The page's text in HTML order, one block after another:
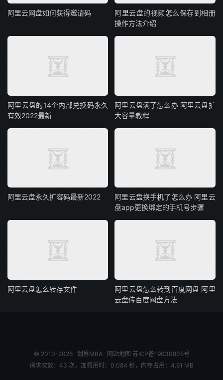
［14］丁俭，宋七仙•喂饲泵应用的临床观察及护理「［J］.上
中华医学会肠外肠内营养学分会.中国成人患者肠外肠内
营养临床应用指南（2023）[J].中华医学杂志，
［16］宿英英.潘速跃等神经系统疾病肠内营养支持中国专家共
识[J].中华临床营养杂志，2019,27（4）:199
输注系统肠内营养输注泵指南与规范
[J].中国临床营养杂志，
2016,15（3）：137-138.
阿里云网盘如何获得邀请码
阿里云盘的视频怎么保存到相册
操作方法介绍
阿里云盘的14个内部兑换码永久
有效2022最新
阿里云盘满了怎么办 阿里云盘扩
大容量教程
阿里云盘永久扩容码最新2022
阿里云盘换手机了怎么办 阿里云
盘app更换绑定的手机号步骤
阿里云盘怎么转存文件
阿里云盘怎么转到百度网盘 阿里
云盘传百度网盘方法
© 2010-2026 划界MBA 网站地图 苏ICP备19030805号
请求次数：43 次，加载用时：0.084 秒，内存占用：4.61 MB